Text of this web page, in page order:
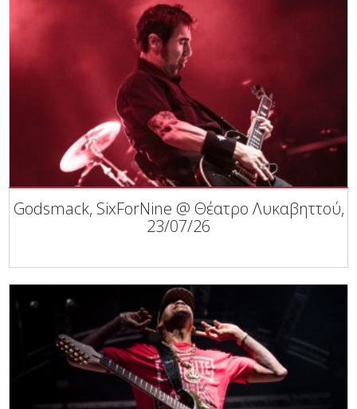
Godsmack, SixForNine @ Θέατρο Λυκαβηττού,
23/07/26